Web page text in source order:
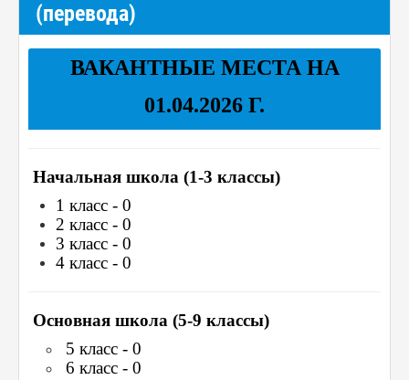
(перевода)
ВАКАНТНЫЕ МЕСТА НА
01.04.2026 Г.
Начальная школа (1-3 классы)
1 класс - 0
2 класс - 0
3 класс - 0
4 класс - 0
Основная школа (5-9 классы)
5 класс - 0
6 класс - 0